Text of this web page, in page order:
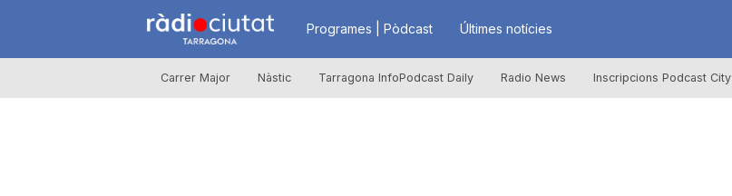
R
à
Programes | Pòdcast Últimes notícies
Carrer Major Nàstic Tarragona InfoPodcast Daily Radio News Inscripcions Podcast City